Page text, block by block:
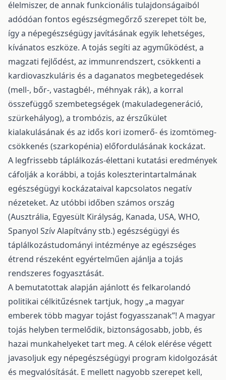
élelmiszer, de annak funkcionális tulajdonságaiból
adódóan fontos egészségmegőrző szerepet tölt be,
így a népegészségügy javításának egyik lehetséges,
kívánatos eszköze. A tojás segíti az agyműködést, a
magzati fejlődést, az immunrendszert, csökkenti a
kardiovaszkuláris és a daganatos megbetegedések
(mell-, bőr-, vastagbél-, méhnyak rák), a korral
összefüggő szembetegségek (makuladegeneráció,
szürkehályog), a trombózis, az érszűkület
kialakulásának és az idős kori izomerő- és izomtömeg-
csökkenés (szarkopénia) előfordulásának kockázat.
A legfrissebb táplálkozás-élettani kutatási eredmények
cáfolják a korábbi, a tojás koleszterintartalmának
egészségügyi kockázataival kapcsolatos negatív
nézeteket. Az utóbbi időben számos ország
(Ausztrália, Egyesült Királyság, Kanada, USA, WHO,
Spanyol Szív Alapítvány stb.) egészségügyi és
táplálkozástudományi intézménye az egészséges
étrend részeként egyértelműen ajánlja a tojás
rendszeres fogyasztását.
A bemutatottak alapján ajánlott és felkarolandó
politikai célkitűzésnek tartjuk, hogy „a magyar
emberek több magyar tojást fogyasszanak”! A magyar
tojás helyben termelődik, biztonságosabb, jobb, és
hazai munkahelyeket tart meg. A célok elérése végett
javasoljuk egy népegészségügyi program kidolgozását
és megvalósítását. E mellett nagyobb szerepet kell,